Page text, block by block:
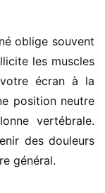
oblige souvent
les muscles
écran à la
position neutre
vertébrale.
des douleurs
général.